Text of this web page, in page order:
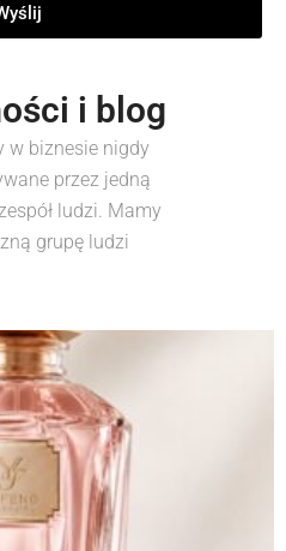
i blog
w biznesie nigdy
przez jedną
ludzi. Mamy
grupę ludzi